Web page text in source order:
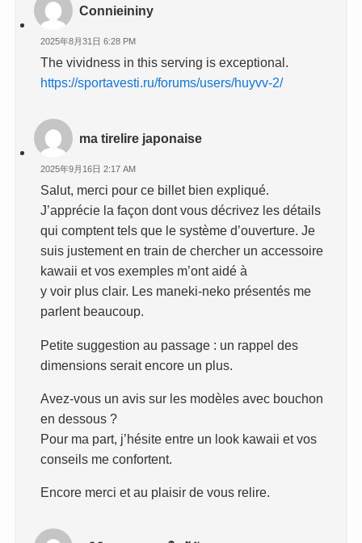
Connieininy
2025年8月31日 6:28 PM
The vividness in this serving is exceptional.
https://sportavesti.ru/forums/users/huyvv-2/
ma tirelire japonaise
2025年9月16日 2:17 AM
Salut, merci pour ce billet bien expliqué.
J’apprécie la façon dont vous décrivez les détails
qui comptent tels que le système d’ouverture. Je
suis justement en train de chercher un accessoire
kawaii et vos exemples m’ont aidé à
y voir plus clair. Les maneki-neko présentés me
parlent beaucoup.
Petite suggestion au passage : un rappel des
dimensions serait encore un plus.
Avez-vous un avis sur les modèles avec bouchon
en dessous ?
Pour ma part, j’hésite entre un look kawaii et vos
conseils me confortent.
Encore merci et au plaisir de vous relire.